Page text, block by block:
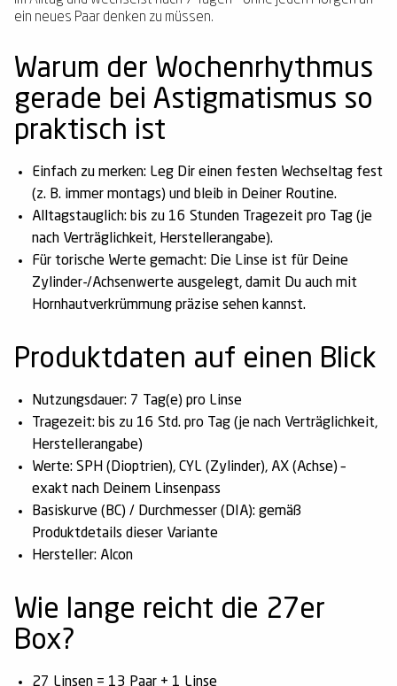
ein neues Paar denken zu müssen.
Warum der Wochenrhythmus
gerade bei Astigmatismus so
praktisch ist
Einfach zu merken: Leg Dir einen festen Wechseltag fest
(z. B. immer montags) und bleib in Deiner Routine.
Alltagstauglich: bis zu 16 Stunden Tragezeit pro Tag (je
nach Verträglichkeit, Herstellerangabe).
Für torische Werte gemacht: Die Linse ist für Deine
Zylinder-/Achsenwerte ausgelegt, damit Du auch mit
Hornhautverkrümmung präzise sehen kannst.
Produktdaten auf einen Blick
Nutzungsdauer: 7 Tag(e) pro Linse
Tragezeit: bis zu 16 Std. pro Tag (je nach Verträglichkeit,
Herstellerangabe)
Werte: SPH (Dioptrien), CYL (Zylinder), AX (Achse) –
exakt nach Deinem Linsenpass
Basiskurve (BC) / Durchmesser (DIA): gemäß
Produktdetails dieser Variante
Hersteller: Alcon
Wie lange reicht die 27er
Box?
27 Linsen = 13 Paar + 1 Linse